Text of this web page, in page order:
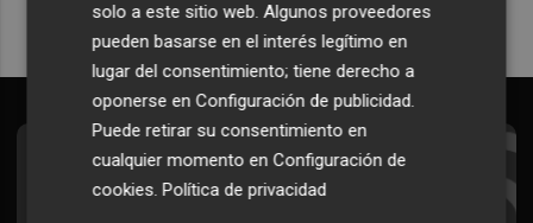
Suscríbete al Boletín
solo a este sitio web. Algunos proveedores
pueden basarse en el interés legítimo en
lugar del consentimiento; tiene derecho a
oponerse enConfiguración de publicidad.
Puede retirar su consentimiento en
cualquier momento enConfiguración de
cookies.Política de privacidad